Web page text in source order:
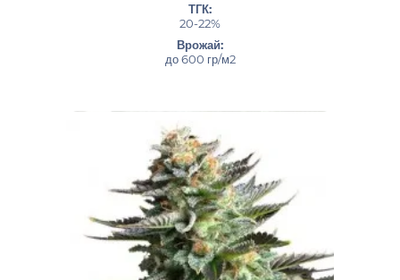
ТГК:
20-22%
Врожай:
до 600 гр/м2